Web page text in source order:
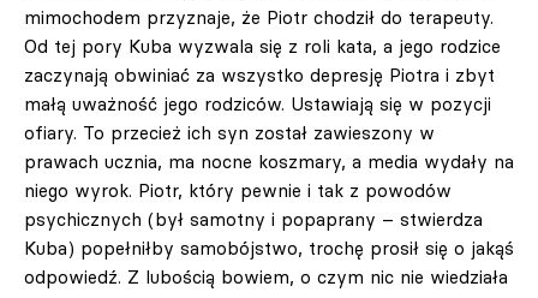
mimochodem przyznaje, że Piotr chodził do terapeuty.
Od tej pory Kuba wyzwala się z roli kata, a jego rodzice
zaczynają obwiniać za wszystko depresję Piotra i zbyt
małą uważność jego rodziców. Ustawiają się w pozycji
ofiary. To przecież ich syn został zawieszony w
prawach ucznia, ma nocne koszmary, a media wydały na
niego wyrok. Piotr, który pewnie i tak z powodów
psychicznych (był samotny i popaprany – stwierdza
Kuba) popełniłby samobójstwo, trochę prosił się o jakąś
odpowiedź. Z lubością bowiem, o czym nic nie wiedziała